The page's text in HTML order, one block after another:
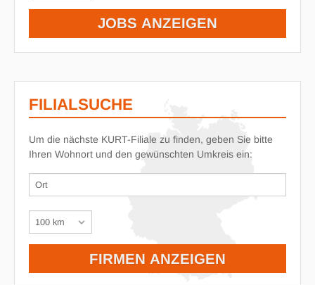
FILIALSUCHE
Um die nächste KURT-Filiale zu finden, geben Sie bitte
Ihren Wohnort und den gewünschten Umkreis ein: